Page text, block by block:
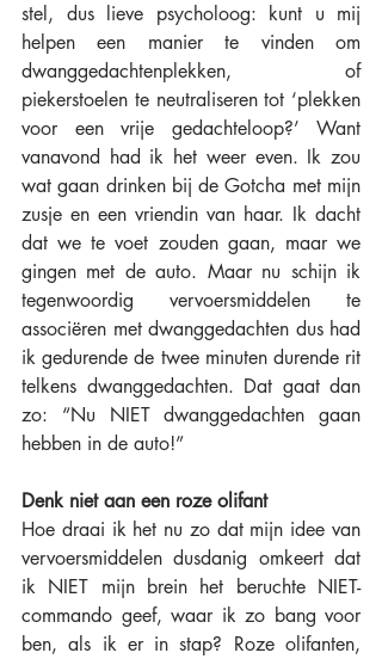
stel, dus lieve psycholoog: kunt u mij
helpen een manier te vinden om
dwanggedachtenplekken, of
piekerstoelen te neutraliseren tot ‘plekken
voor een vrije gedachteloop?’ Want
vanavond had ik het weer even. Ik zou
wat gaan drinken bij de Gotcha met mijn
zusje en een vriendin van haar. Ik dacht
dat we te voet zouden gaan, maar we
gingen met de auto. Maar nu schijn ik
tegenwoordig vervoersmiddelen te
associëren met dwanggedachten dus had
ik gedurende de twee minuten durende rit
telkens dwanggedachten. Dat gaat dan
zo: “Nu NIET dwanggedachten gaan
hebben in de auto!”
Denk niet aan een roze olifant
Hoe draai ik het nu zo dat mijn idee van
vervoersmiddelen dusdanig omkeert dat
ik NIET mijn brein het beruchte NIET-
commando geef, waar ik zo bang voor
ben, als ik er in stap? Roze olifanten,